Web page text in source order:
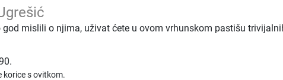
god mislili o njima, uživat ćete u ovom vrhunskom pastišu
korice s ovitkom.